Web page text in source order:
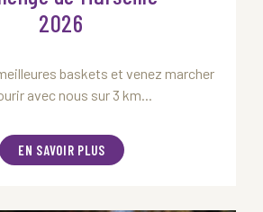
2026
baskets et venez marcher
avec nous sur 3 km...
EN SAVOIR PLUS